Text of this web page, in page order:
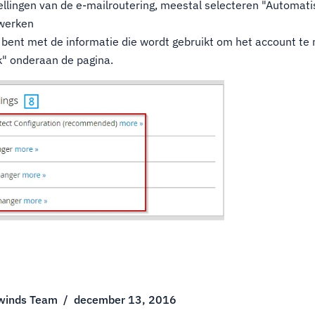
van de e-mailroutering, meestal selecteren
met de informatie die wordt gebruikt om het account te
onderaan de pagina.
Team /december 13, 2016